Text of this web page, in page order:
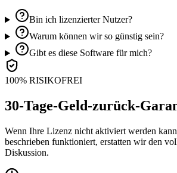
Bin ich lizenzierter Nutzer?
Warum können wir so günstig sein?
Gibt es diese Software für mich?
100% RISIKOFREI
30-Tage-Geld-zurück-
Wenn Ihre Lizenz nicht aktiviert werden
beschrieben funktioniert, erstatten wir den
Diskussion.